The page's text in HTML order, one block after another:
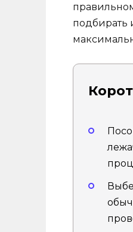
подбирать